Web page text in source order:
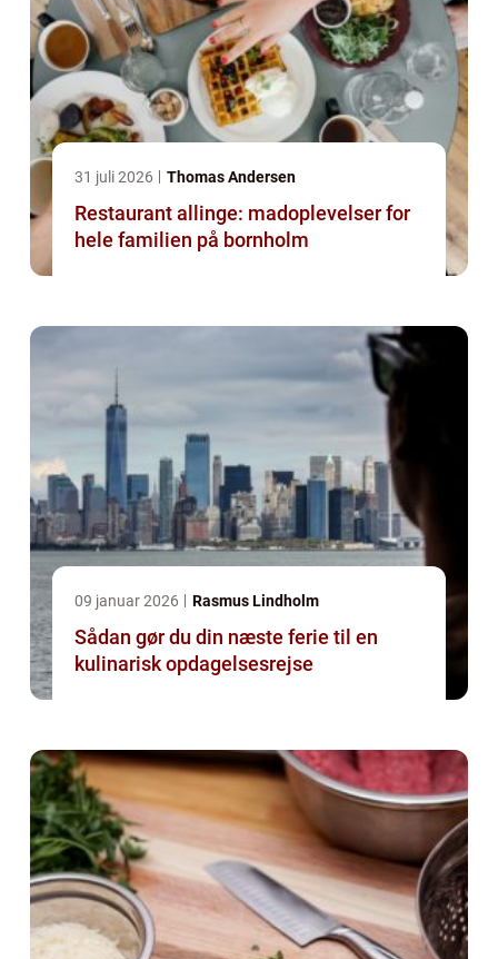
31 juli 2026 Thomas Andersen
Restaurant allinge: madoplevelser for
hele familien på bornholm
09 januar 2026 Rasmus Lindholm
Sådan gør du din næste ferie til en
kulinarisk opdagelsesrejse